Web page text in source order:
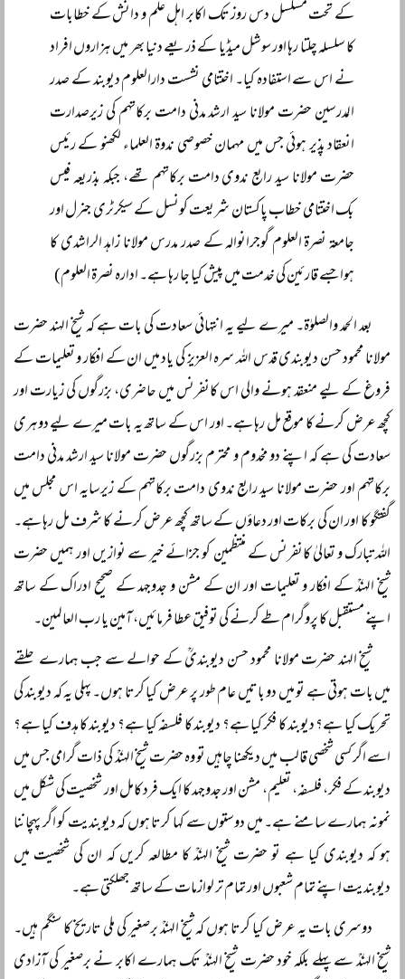
کے تحت مسلسل دس روز تک اکابر اہل علم و دانش کے خطابات
کا سلسلہ چلتا رہا اور سوشل میڈیا کے ذریعے دنیا بھر میں ہزاروں افراد
نے اس سے استفادہ کیا۔ اختتامی نشست دارالعلوم دیوبند کے صدر
المدرسین حضرت مولانا سید ارشد مدنی دامت برکاتہم کی زیرصدارت
انعقاد پذیر ہوئی جس میں مہمان خصوصی ندوۃ العلماء لکھنو کے رئیس
حضرت مولانا سید رابع ندوی دامت برکاتہم تھے، جبکہ بذریعہ فیس
بک اختتامی خطاب پاکستان شریعت کونسل کے سیکرٹری جنرل اور
جامعۃ نصرۃ العلوم گوجرانوالہ کے صدر مدرس مولانا زاہد الراشدی کا
ہوا جسے قارئین کی خدمت میں پیش کیا جا رہا ہے۔ ادارہ نصرۃ العلوم)
بعد الحمد والصلوٰۃ۔ میرے لیے یہ انتہائی سعادت کی بات ہے کہ شیخ الہند حضرت
مولانا محمود حسن دیوبندی قدس اللہ سرہ العزیز کی یاد میں ان کے افکار و تعلیمات کے
فروغ کے لیے منعقد ہونے والی اس کانفرنس میں حاضری، بزرگوں کی زیارت اور
کچھ عرض کرنے کا موقع مل رہا ہے۔ اور اس کے ساتھ یہ بات میرے لیے دوہری
سعادت کی ہے کہ اپنے دو مخدوم و محترم بزرگوں حضرت مولانا سید ارشد مدنی دامت
برکاتہم اور حضرت مولانا سید رابع ندوی دامت برکاتہم کے زیرسایہ اس مجلس میں
گفتگو کا اور ان کی برکات اور دعاؤں کے ساتھ کچھ عرض کرنے کا شرف مل رہا ہے۔
اللہ تبارک و تعالیٰ کانفرنس کے منتظمین کو جزائے خیر سے نوازیں اور ہمیں حضرت
شیخ الہندؒ کے افکار و تعلیمات اور ان کے مشن و جدوجہد کے صحیح ادراک کے ساتھ
اپنے مستقبل کا پروگرام طے کرنے کی توفیق عطا فرمائیں، آمین یا رب العالمین۔
شیخ الہند حضرت مولانا محمود حسن دیوبندیؒ کے حوالے سے جب ہمارے حلقے
میں بات ہوتی ہے تو میں دو باتیں عام طور پر عرض کیا کرتا ہوں۔ پہلی یہ کہ دیوبند کی
تحریک کیا ہے؟ دیوبند کا فکر کیا ہے؟ دیوبند کا فلسفہ کیا ہے؟ دیوبند کا ہدف کیا ہے؟
اسے اگر کسی شخصی قالب میں دیکھنا چاہیں تو وہ حضرت شیخ الہندؒ کی ذات گرامی جس میں
دیوبند کے فکر، فلسفہ، تعلیم، مشن اور جدوجہد کا ایک فرد کامل اور شخصیت کی شکل میں
نمونہ ہمارے سامنے ہے۔ میں دوستوں سے کہا کرتا ہوں کہ دیوبندیت کو اگر پہچاننا
ہو کہ دیوبندی کیا ہے تو حضرت شیخ الہندؒ کا مطالعہ کریں کہ ان کی شخصیت میں
دیوبندیت اپنے تمام شعبوں اور تمام تر لوازمات کے ساتھ جھلکتی ہے۔
دوسری بات یہ عرض کیا کرتا ہوں کہ شیخ الہندؒ برصغیر کی ملی تاریخ کا سنگم ہیں۔
شیخ الہندؒ سے پہلے بلکہ خود حضرت شیخ الہندؒ تک ہمارے اکابر نے برصغیر کی آزادی